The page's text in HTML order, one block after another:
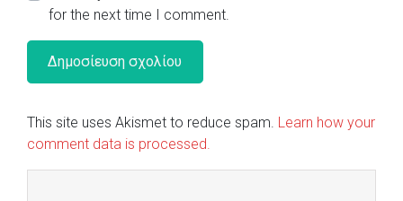
for the next time I comment.
This site uses Akismet to reduce spam. Learn how your
comment data is processed.